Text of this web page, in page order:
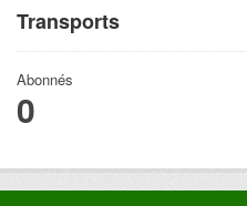
Transports
Abonnés
0